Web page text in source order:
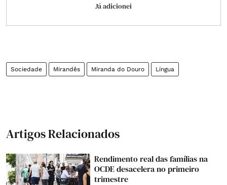
Já adicionei
Sociedade Mirandês Miranda do Douro Língua
Artigos Relacionados
Rendimento real das famílias na
OCDE desacelera no primeiro
trimestre